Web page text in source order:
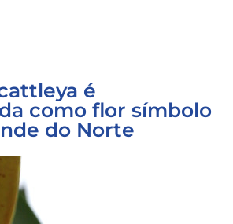
é
como flor símbolo
do Norte